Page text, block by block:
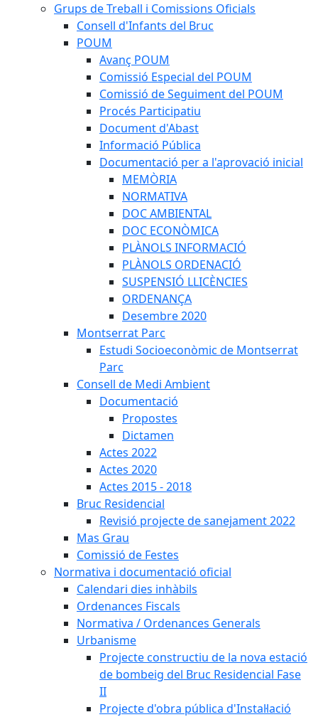
Grups de Treball i Comissions Oficials
Consell d'Infants del Bruc
POUM
Avanç POUM
Comissió Especial del POUM
Comissió de Seguiment del POUM
Procés Participatiu
Document d'Abast
Informació Pública
Documentació per a l'aprovació inicial
MEMÒRIA
NORMATIVA
DOC AMBIENTAL
DOC ECONÒMICA
PLÀNOLS INFORMACIÓ
PLÀNOLS ORDENACIÓ
SUSPENSIÓ LLICÈNCIES
ORDENANÇA
Desembre 2020
Montserrat Parc
Estudi Socioeconòmic de Montserrat
Parc
Consell de Medi Ambient
Documentació
Propostes
Dictamen
Actes 2022
Actes 2020
Actes 2015 - 2018
Bruc Residencial
Revisió projecte de sanejament 2022
Mas Grau
Comissió de Festes
Normativa i documentació oficial
Calendari dies inhàbils
Ordenances Fiscals
Normativa / Ordenances Generals
Urbanisme
Projecte constructiu de la nova estació
de bombeig del Bruc Residencial Fase
II
Projecte d'obra pública d'Instal·lació